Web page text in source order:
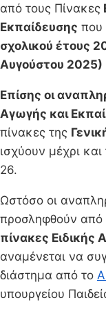
από τους Πίνακες
Εκπαίδευσης που
σχολικού έτους
Αυγούστου 2025)
Επίσης οι
Αγωγής και
πίνακες της
ισχύουν μέχρι
26.
Ωστόσο οι
προσληφθούν από
πίνακες Ειδικής
αναμένεται να
διάστημα από το
υπουργείου